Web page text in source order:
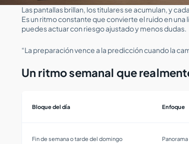
Las pantallas brillan, los titulares se acumulan, y
Es un ritmo constante que convierte el ruido en una
puedes actuar con riesgo ajustado y menos dudas.
“La preparación vence a la predicción cuando la
Un ritmo semanal que
Bloque del día Enfoque
Fin de semana o tarde del domingo